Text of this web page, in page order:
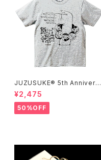
JUZUSUKE® 5th Anniversa
ry Tee
¥2,475
50%OFF